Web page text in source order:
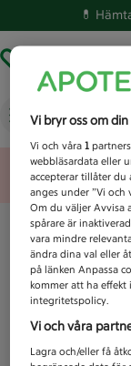
💊
Vad
Vi bryr oss om
Vi och våra1
webbläsardata eller
accepterar tillåter du
anges under ”Vi
Om du väljer Avvisa
spårare är
vara mindre
ändra dina val eller
på länken Anpassa
kommer att ha
integritetspolicy.
Vi och våra
Lagra och/eller få